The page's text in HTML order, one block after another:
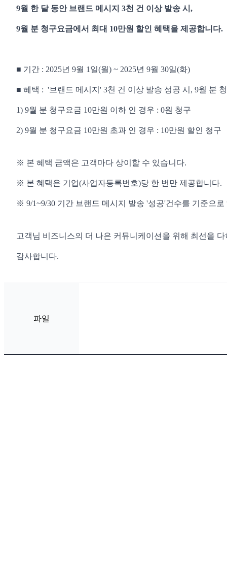
9월 한 달 동안 브랜드 메시지 3천 건 이상 발송 시,
9월 분 청구요금에서 최대 10만원 할인 혜택을 제공합니다.
■ 기간 : 2025년 9월 1일(월) ~ 2025년 9월 30일(화)
■ 혜택 : '브랜드 메시지' 3천 건 이상 발송 성공 시, 9월 분
1) 9월 분 청구요금 10만원 이하 인 경우 : 0원 청구
2) 9월 분 청구요금 10만원 초과 인 경우 : 10만원 할인 청구
※ 본 혜택 금액은 고객마다 상이할 수 있습니다.
※ 본 혜택은 기업(사업자등록번호)당 한 번만 제공합니다.
※ 9/1~9/30 기간 브랜드 메시지 발송 '성공'건수를 기준으
고객님 비즈니스의 더 나은 커뮤니케이션을 위해 최선을
감사합니다.
파일